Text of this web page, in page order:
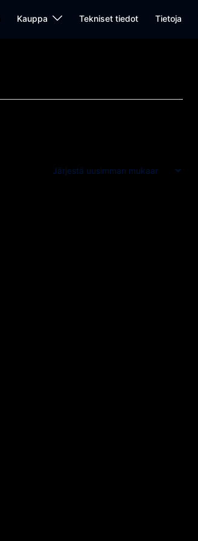
Kauppa Tekniset tiedot Tietoja